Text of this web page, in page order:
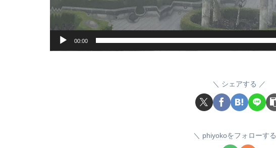
00:00
シェアする
phiyokoをフォローする